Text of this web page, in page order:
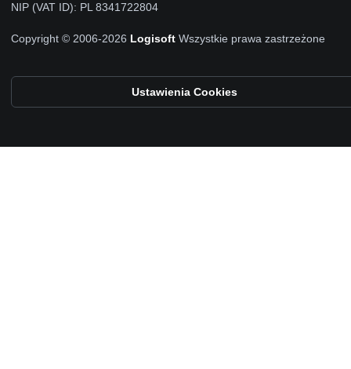
NIP (VAT ID): PL 8341722804
Copyright © 2006-2026 Logisoft Wszystkie prawa zastrzeżone
Ustawienia Cookies